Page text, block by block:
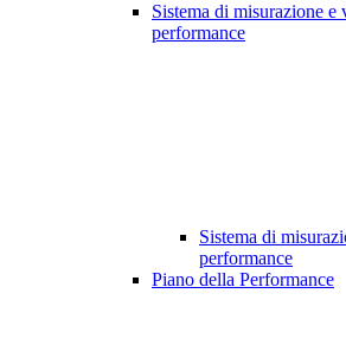
Sistema di misurazione e
performance
Sistema di
performance
Piano della Performance